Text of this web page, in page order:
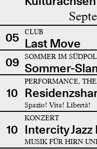
05 CLUB
Last Move
09
SOMMER IM SÜDPOL
Sommer-
10
PERFORMANCE,
Spazio! Vita! Libertà!
10
KONZERT
Intercity
MUSIK FÜR HIRN